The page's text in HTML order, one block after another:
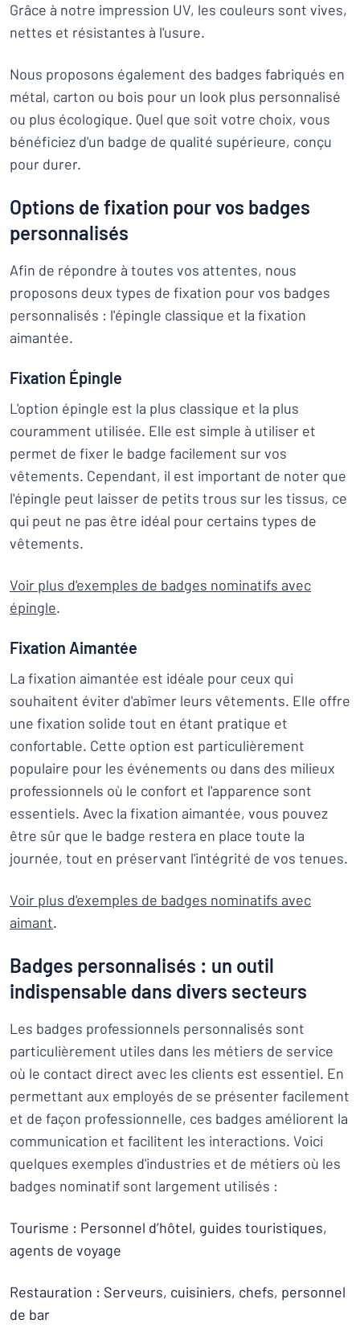
Grâce à notre impression UV, les couleurs sont vives,
nettes et résistantes à l'usure.
Nous proposons également des badges fabriqués en
métal, carton ou bois pour un look plus personnalisé
ou plus écologique. Quel que soit votre choix, vous
bénéficiez d'un badge de qualité supérieure, conçu
pour durer.
Options de fixation pour vos badges
personnalisés
Afin de répondre à toutes vos attentes, nous
proposons deux types de fixation pour vos badges
personnalisés : l'épingle classique et la fixation
aimantée.
Fixation Épingle
L'option épingle est la plus classique et la plus
couramment utilisée. Elle est simple à utiliser et
permet de fixer le badge facilement sur vos
vêtements. Cependant, il est important de noter que
l'épingle peut laisser de petits trous sur les tissus, ce
qui peut ne pas être idéal pour certains types de
vêtements.
Voir plus d'exemples de badges nominatifs avec
épingle.
Fixation Aimantée
La fixation aimantée est idéale pour ceux qui
souhaitent éviter d'abîmer leurs vêtements. Elle offre
une fixation solide tout en étant pratique et
confortable. Cette option est particulièrement
populaire pour les événements ou dans des milieux
professionnels où le confort et l'apparence sont
essentiels. Avec la fixation aimantée, vous pouvez
être sûr que le badge restera en place toute la
journée, tout en préservant l'intégrité de vos tenues.
Voir plus d'exemples de badges nominatifs avec
aimant.
Badges personnalisés : un outil
indispensable dans divers secteurs
Les badges professionnels personnalisés sont
particulièrement utiles dans les métiers de service
où le contact direct avec les clients est essentiel. En
permettant aux employés de se présenter facilement
et de façon professionnelle, ces badges améliorent la
communication et facilitent les interactions. Voici
quelques exemples d'industries et de métiers où les
badges nominatif sont largement utilisés :
Tourisme : Personnel d’hôtel, guides touristiques,
agents de voyage
Restauration : Serveurs, cuisiniers, chefs, personnel
de bar